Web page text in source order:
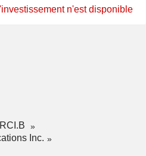
n'est disponible
Inc.